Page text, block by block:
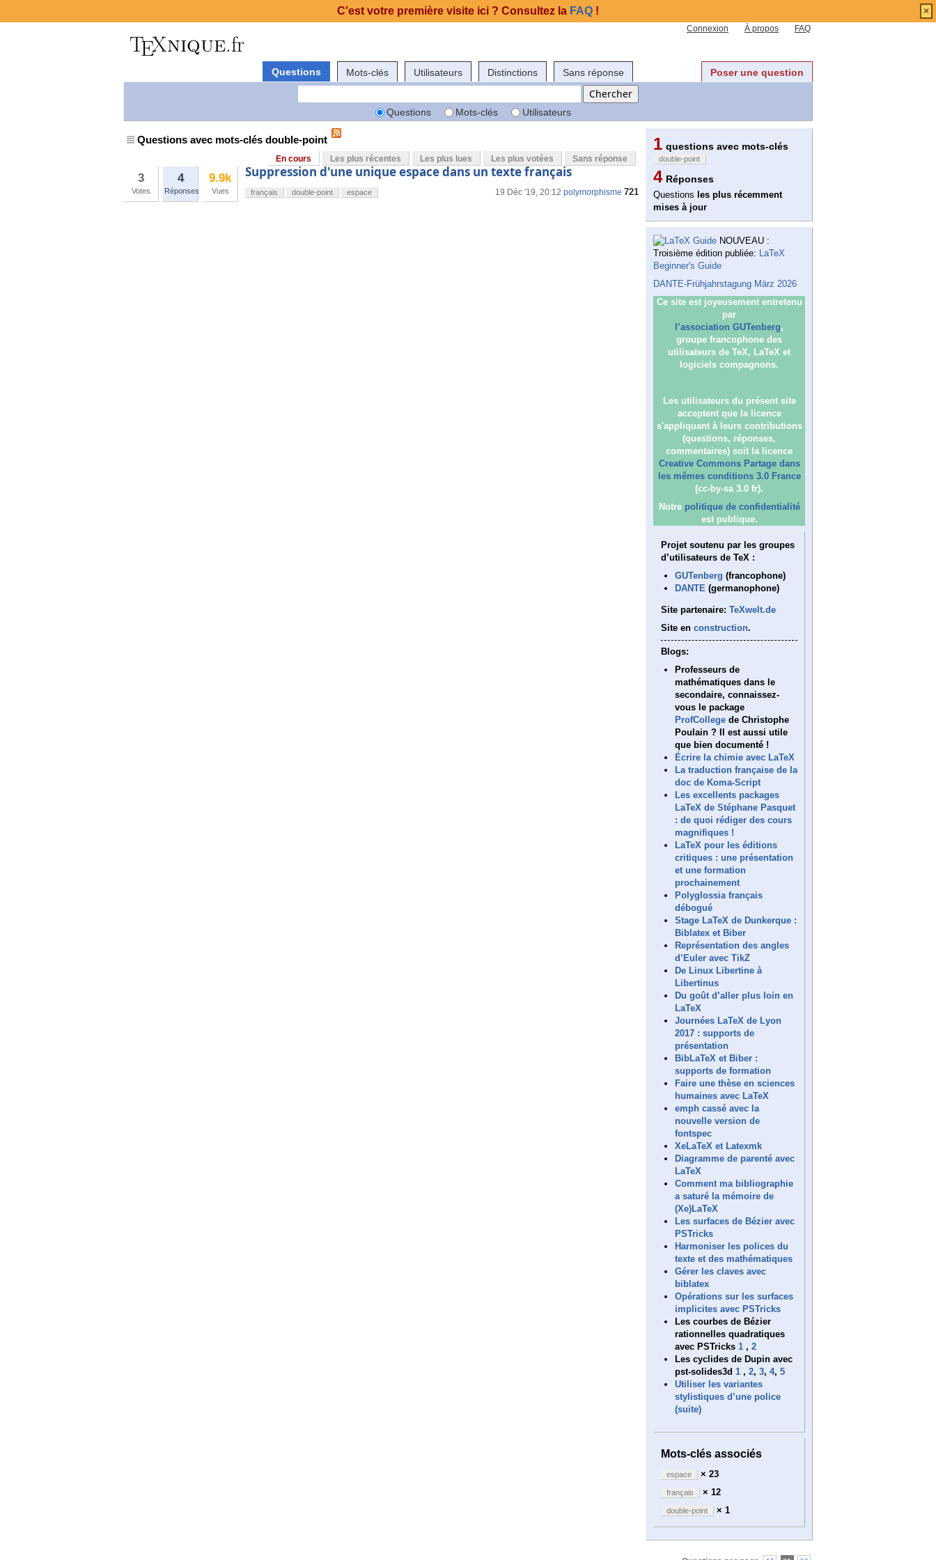
Connexion À propos FAQ
Questions Mots-clés Utilisateurs Distinctions Sans réponse Poser une question
Questions Mots-clés Utilisateurs
Questions avec mots-clés double-point
En cours Les plus récentes Les plus lues Les plus votées Sans réponse
3
Votes
4
Réponses
9.9k
Vues
Suppression d'une unique espace dans un texte français
19 Déc '19, 20:12 polymorphisme 721
français double-point espace
1 questions avec mots-clés
double-point
4 Réponses
Questions les plus récemment
mises à jour
NOUVEAU :
Troisième édition publiée: LaTeX
Beginner's Guide
DANTE-Frühjahrstagung März 2026
Ce site est joyeusement entretenu
par
l’association GUTenberg,
groupe francophone des
utilisateurs de TeX, LaTeX et
logiciels compagnons.
Les utilisateurs du présent site
acceptent que la licence
s'appliquant à leurs contributions
(questions, réponses,
commentaires) soit la licence
Creative Commons Partage dans
les mêmes conditions 3.0 France
(cc-by-sa 3.0 fr).
Notre politique de confidentialité
est publique.
Projet soutenu par les groupes
d’utilisateurs de TeX :
GUTenberg (francophone)
DANTE (germanophone)
Site partenaire: TeXwelt.de
Site en construction.
Blogs:
Professeurs de
mathématiques dans le
secondaire, connaissez-
vous le package
ProfCollege de Christophe
Poulain ? Il est aussi utile
que bien documenté !
Écrire la chimie avec LaTeX
La traduction française de la
doc de Koma-Script
Les excellents packages
LaTeX de Stéphane Pasquet
: de quoi rédiger des cours
magnifiques !
LaTeX pour les éditions
critiques : une présentation
et une formation
prochainement
Polyglossia français
débogué
Stage LaTeX de Dunkerque :
Biblatex et Biber
Représentation des angles
d’Euler avec TikZ
De Linux Libertine à
Libertinus
Du goût d’aller plus loin en
LaTeX
Journées LaTeX de Lyon
2017 : supports de
présentation
BibLaTeX et Biber :
supports de formation
Faire une thèse en sciences
humaines avec LaTeX
emph cassé avec la
nouvelle version de
fontspec
XeLaTeX et Latexmk
Diagramme de parenté avec
LaTeX
Comment ma bibliographie
a saturé la mémoire de
(Xe)LaTeX
Les surfaces de Bézier avec
PSTricks
Harmoniser les polices du
texte et des mathématiques
Gérer les claves avec
biblatex
Opérations sur les surfaces
implicites avec PSTricks
Les courbes de Bézier
rationnelles quadratiques
avec PSTricks 1 , 2
Les cyclides de Dupin avec
pst-solides3d 1 , 2, 3, 4, 5
Utiliser les variantes
stylistiques d’une police
(suite)
Mots-clés associés
espace × 23
français × 12
double-point × 1
C'est votre première visite ici ? Consultez la FAQ ! ×